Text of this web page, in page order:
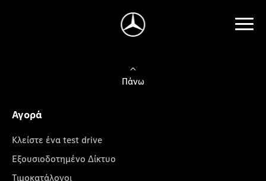
Πάνω
Αγορά
Κλείστε ένα test drive
Εξουσιοδοτημένο Δίκτυο
Τιμοκατάλογοι